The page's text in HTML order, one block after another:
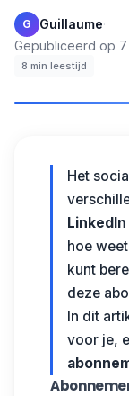
G Guillaume·
Gepubliceerd op
8 min leestijd
Het
LinkedIn
hoe
kunt
deze
In dit
voor je,